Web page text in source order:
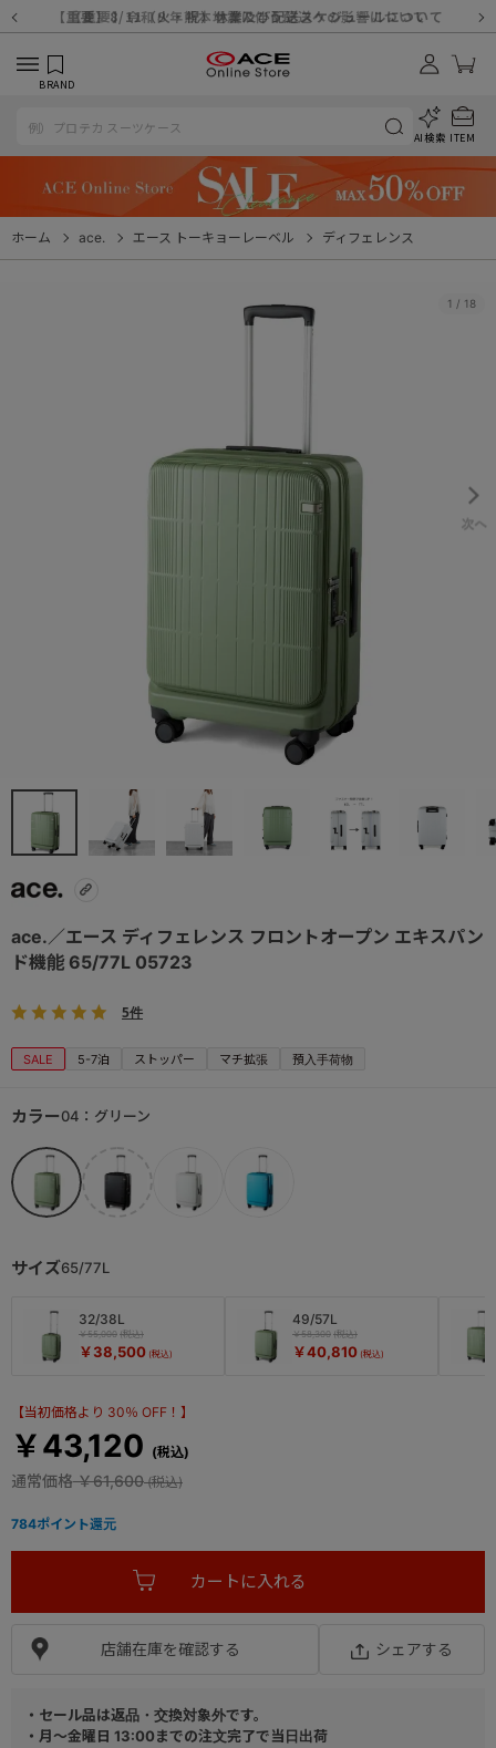
【重要】システムエラーによる出荷遅延につきまして
【重要】8/11（火・祝）休業及び配送スケジュールについて
【重要】令和８年熊本地震に伴う配送への影響について
【重要】納品書・領収書ペーパーレス化（電子化）のお知らせ
【重要】天候不良や交通状況・物量増等に伴う配送への影響について
【重要】悪質な詐欺サイトにご注意ください
【重要】各種メールが届かない場合に関しまして
【重要】お問い合わせのご対応に関しまして
【重要】SNSのなりすまし詐欺にご注意ください
BRAND
AI検索 ITEM
ホーム ace. エース トーキョーレーベル ディフェレンス
1 / 18
ace.／エース ディフェレンス フロントオープン エキスパン
ド機能 65/77L 05723
5件
SALE 5-7泊 ストッパー マチ拡張 預入手荷物
・セール品は返品・交換対象外です。
・月～金曜日 13:00までの注文完了で当日出荷
【当初価格より 30％ OFF！】
￥43,120
通常価格￥61,600
サイズ65/77L
32/38L
￥55,000
￥38,500
49/57L
￥58,300
￥40,810
カラー04：グリーン
店舗在庫を確認する シェアする
784ポイント還元